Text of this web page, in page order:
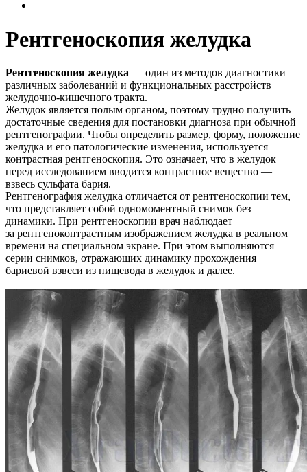
Рентгеноскопия желудка
Рентгеноскопия желудка — один из методов диагностики
различных заболеваний и функциональных расстройств
желудочно-кишечного тракта.
Желудок является полым органом, поэтому трудно получить
достаточные сведения для постановки диагноза при обычной
рентгенографии. Чтобы определить размер, форму, положение
желудка и его патологические изменения, используется
контрастная рентгеноскопия. Это означает, что в желудок
перед исследованием вводится контрастное вещество —
взвесь сульфата бария.
Рентгенография желудка отличается от рентгеноскопии тем,
что представляет собой одномоментный снимок без
динамики. При рентгеноскопии врач наблюдает
за рентгеноконтрастным изображением желудка в реальном
времени на специальном экране. При этом выполняются
серии снимков, отражающих динамику прохождения
бариевой взвеси из пищевода в желудок и далее.